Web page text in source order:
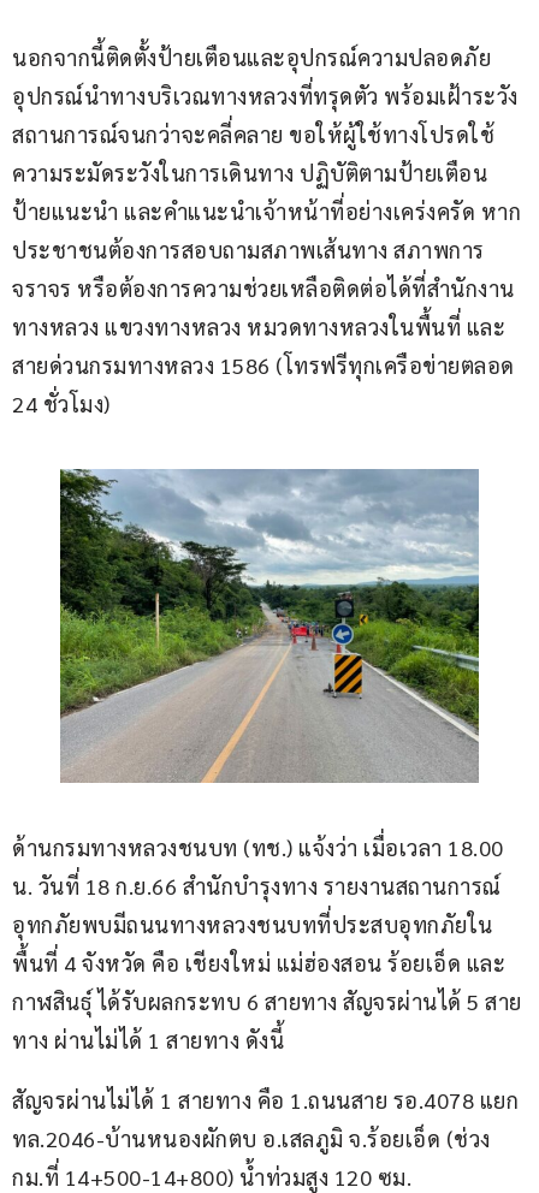
นอกจากนี้ติดตั้งป้ายเตือนและอุปกรณ์ความปลอดภัย
อุปกรณ์นำทางบริเวณทางหลวงที่ทรุดตัว พร้อมเฝ้าระวัง
สถานการณ์จนกว่าจะคลี่คลาย ขอให้ผู้ใช้ทางโปรดใช้
ความระมัดระวังในการเดินทาง ปฏิบัติตามป้ายเตือน
ป้ายแนะนำ และคำแนะนำเจ้าหน้าที่อย่างเคร่งครัด หาก
ประชาชนต้องการสอบถามสภาพเส้นทาง สภาพการ
จราจร หรือต้องการความช่วยเหลือติดต่อได้ที่สำนักงาน
ทางหลวง แขวงทางหลวง หมวดทางหลวงในพื้นที่ และ
สายด่วนกรมทางหลวง 1586 (โทรฟรีทุกเครือข่ายตลอด
24 ชั่วโมง)
ด้านกรมทางหลวงชนบท (ทช.) แจ้งว่า เมื่อเวลา 18.00
น. วันที่ 18 ก.ย.66 สำนักบำรุงทาง รายงานสถานการณ์
อุทกภัยพบมีถนนทางหลวงชนบทที่ประสบอุทกภัยใน
พื้นที่ 4 จังหวัด คือ เชียงใหม่ แม่ฮ่องสอน ร้อยเอ็ด และ
กาฬสินธุ์ ได้รับผลกระทบ 6 สายทาง สัญจรผ่านได้ 5 สาย
ทาง ผ่านไม่ได้ 1 สายทาง ดังนี้
สัญจรผ่านไม่ได้ 1 สายทาง คือ 1.ถนนสาย รอ.4078 แยก
ทล.2046-บ้านหนองผักตบ อ.เสลภูมิ จ.ร้อยเอ็ด (ช่วง
กม.ที่ 14+500-14+800) น้ำท่วมสูง 120 ซม.